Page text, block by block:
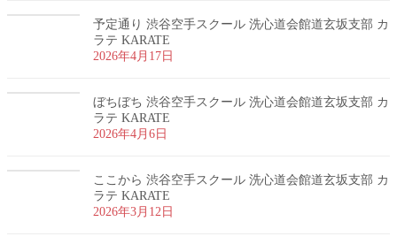
予定通り 渋谷空手スクール 洗心道会館道玄坂支部 カ
ラテ KARATE
2026年4月17日
ぼちぼち 渋谷空手スクール 洗心道会館道玄坂支部 カ
ラテ KARATE
2026年4月6日
ここから 渋谷空手スクール 洗心道会館道玄坂支部 カ
ラテ KARATE
2026年3月12日